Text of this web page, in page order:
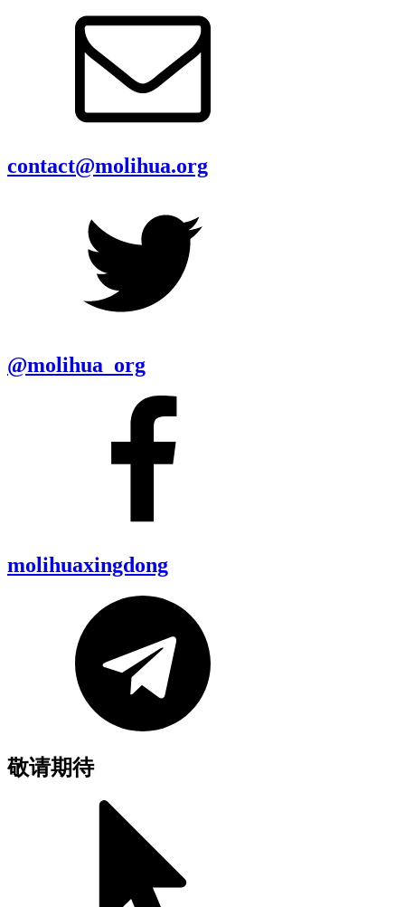
contact@molihua.org
@molihua_org
molihuaxingdong
敬请期待